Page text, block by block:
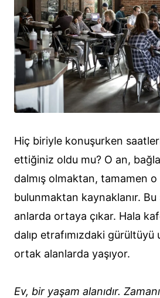
Hiç biriyle konuşurken
ettiğiniz oldu mu? O an,
dalmış olmaktan, tamamen o
bulunmaktan kaynaklanır.
anlarda ortaya çıkar. Hala
dalıp etrafımızdaki
ortak alanlarda yaşıyor.
Ev, bir yaşam alanıdır.